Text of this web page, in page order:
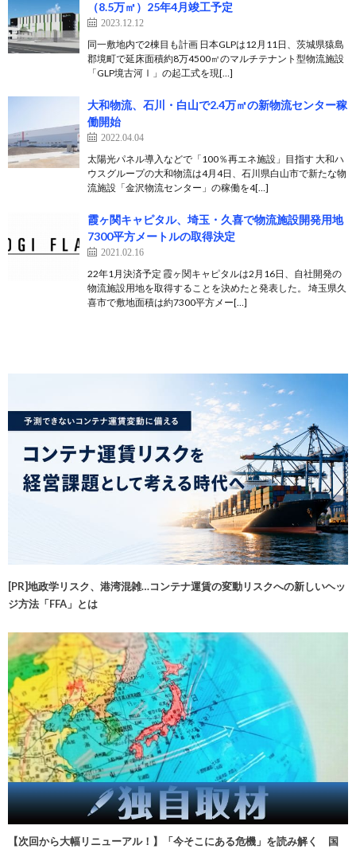
（8.5万㎡）25年4月竣工予定
2023.12.12
同一敷地内で2棟目も計画 日本GLPは12月11日、茨城県猿島
郡境町で延床面積約8万4500㎡のマルチテナント型物流施設
「GLP境古河Ⅰ」の起工式を現[…]
大和物流、石川・白山で2.4万㎡の新物流センター稼
働開始
2022.04.04
太陽光パネル導入などで「100％再エネ施設」目指す 大和ハ
ウスグループの大和物流は4月4日、石川県白山市で新たな物
流施設「金沢物流センター」の稼働を4[…]
霞ヶ関キャピタル、埼玉・久喜で物流施設開発用地
7300平方メートルの取得決定
2021.02.16
22年1月決済予定 霞ヶ関キャピタルは2月16日、自社開発の
物流施設用地を取得することを決めたと発表した。 埼玉県久
喜市で敷地面積は約7300平方メー[…]
[PR]地政学リスク、港湾混雑…コンテナ運賃の変動リスクへの新しいヘッ
ジ方法「FFA」とは
【次回から大幅リニューアル！】「今そこにある危機」を読み解く 国